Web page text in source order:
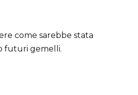
come sarebbe stata
futuri gemelli.